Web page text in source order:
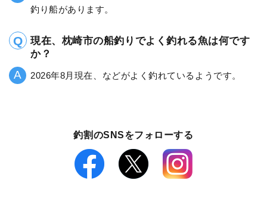
釣り船があります。
現在、枕崎市の船釣りでよく釣れる魚は何です
か？
2026年8月現在、などがよく釣れているようです。
釣割のSNSをフォローする